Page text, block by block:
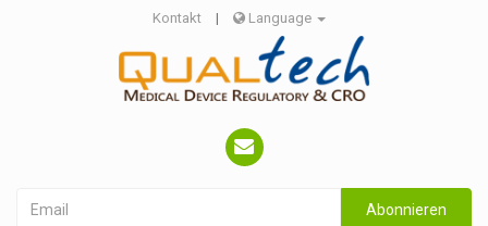
Kontakt | Language
Abonnieren